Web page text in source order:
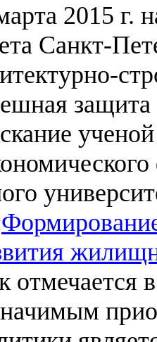
2015 г.
Санкт-
защита
отмечается